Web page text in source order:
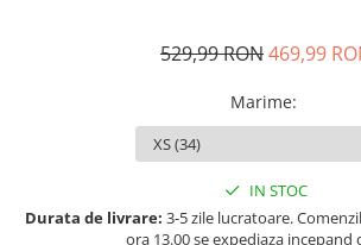
529,99 RON469,99
Marime:
IN STOC
Durata de livrare: 3-5 zile lucratoare.
ora 13.00 se expediaza incepand